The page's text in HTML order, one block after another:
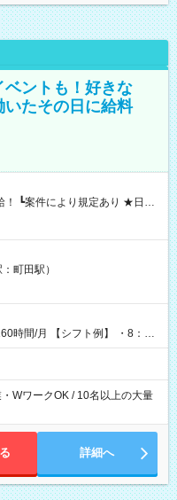
ントも！好きな
たその日に給料
の日に現金GET♪ お仕事後はコ
！ 【試用期間】試
町田駅）
例】 ・8：00
WワークOK / 10名以上の大量
詳細へ